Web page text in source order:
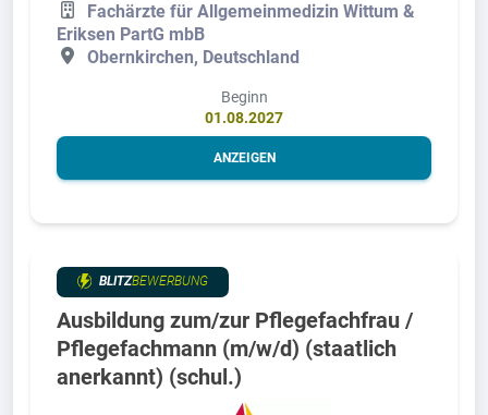
Fachärzte für Allgemeinmedizin Wittum &
Eriksen PartG mbB
Obernkirchen, Deutschland
Beginn
01.08.2027
ANZEIGEN
BLITZBEWERBUNG
Ausbildung zum/zur Pflegefachfrau /
Pflegefachmann (m/w/d) (staatlich
anerkannt) (schul.)